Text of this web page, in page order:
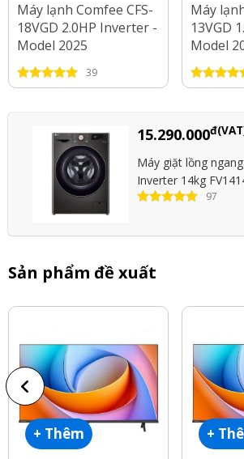
Máy lạnh Comfee CFS-
18VGD 2.0HP Inverter -
Model 2025
39
Máy
13VGD
Model
15.290.000
Máy giặt lồng
Inverter 14kg
97
Sản phẩm đề xuất
+ Thêm +